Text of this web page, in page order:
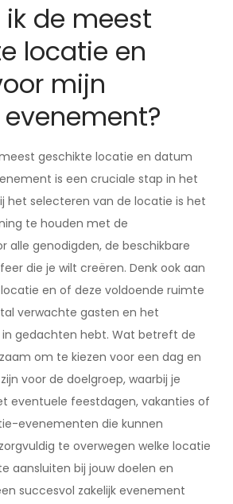
ik de meest
locatie en
mijn
evenement?
geschikte locatie en datum
is een cruciale stap in het
het selecteren van de locatie is het
te houden met de
alle genodigden, de beschikbare
die je wilt creëren. Denk ook aan
en of deze voldoende ruimte
verwachte gasten en het
gedachten hebt. Wat betreft de
om te kiezen voor een dag en
voor de doelgroep, waarbij je
eventuele feestdagen, vakanties of
evenementen die kunnen
te overwegen welke locatie
aansluiten bij jouw doelen en
succesvol zakelijk evenement